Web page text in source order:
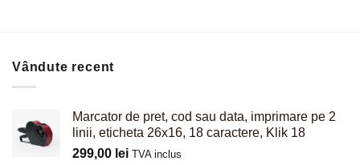
Vândute recent
Marcator de pret, cod sau data, imprimare pe 2
linii, eticheta 26x16, 18 caractere, Klik 18
299,00 lei TVA inclus